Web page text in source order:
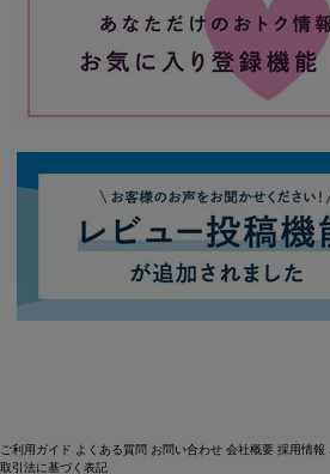
ご利用ガイド よくある質問 お問い合わせ 会社概要 採用情報
取引法に基づく表記